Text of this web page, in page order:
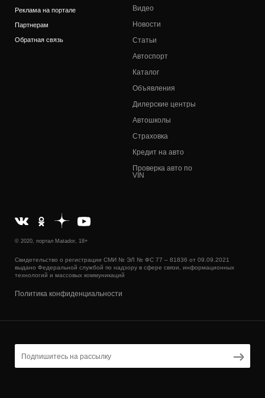
Реклама на портале
Партнерам
Обратная связь
Видео
Новости
Статьи
Автоспорт
Каталог
Объявления
Дилерские центры
Автошколы
Страховка
Кредит на авто
Проверка авто по
VIN
© 2020, портал Matador, 18+
Свидетельство о регистрации СМИ № ЭЛ № ФС 77 – 81836 от 09.09.2021
выдано Федеральной службой по надзору в сфере связи, информационных
технологий и массовых коммуникаций
Политика конфиденциальности